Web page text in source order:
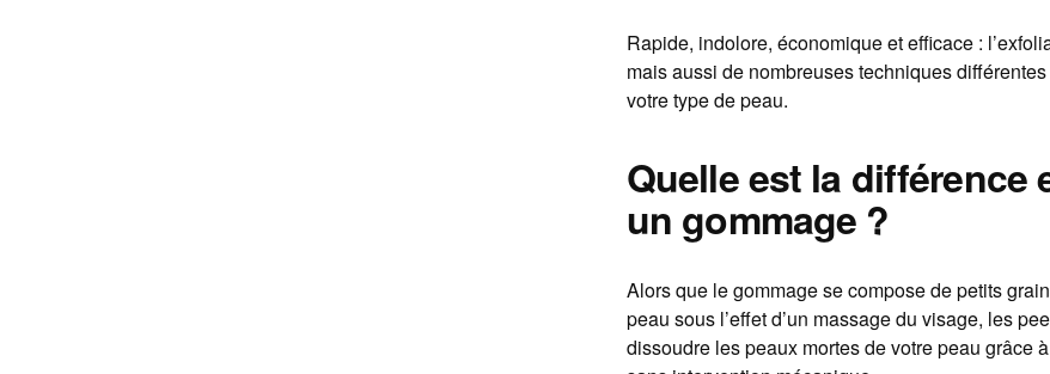
Rapide, indolore, économique et efficace :
mais aussi de nombreuses techniques
votre type de peau.
Quelle est la différence
un gommage ?
Alors que le gommage se compose de petits
peau sous l’effet d’un massage du visage, les
dissoudre les peaux mortes de votre peau grâce